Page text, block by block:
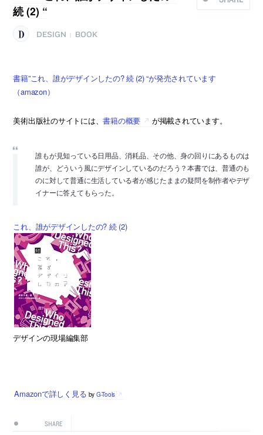
続 (2) “
DESIGN BOOK
書籍”これ、誰がデザインしたの? 続 (2) “が発売されています
（amazon）
美術出版社のサイトには、書籍の概要 が掲載されています。
誰もが見知っている日用品、消耗品、その他、身の回りにあるものは
誰が、どういう風にデザインしているのだろう？本書では、普通のも
のに対して普通に生活している者が感じたままの疑問を制作者やデザ
イナーに答えてもらった。
これ、誰がデザインしたの? 続 (2)
デザインの現場編集部
Amazonで詳しく見る by G-Tools
SHARE